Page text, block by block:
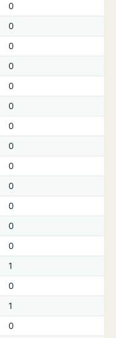
0
0
0
0
0
0
0
0
0
0
0
0
0
1
0
1
0